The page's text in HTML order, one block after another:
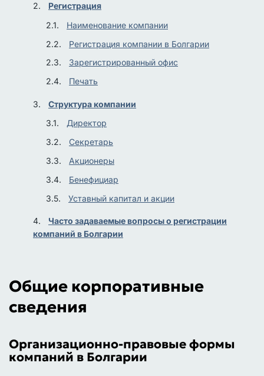
Регистрация
Наименование компании
Регистрация компании в Болгарии
Зарегистрированный офис
Печать
Структура компании
Директор
Секретарь
Акционеры
Бенефициар
Уставный капитал и акции
Часто задаваемые вопросы о регистрации
компаний в Болгарии
Общие корпоративные
сведения
Организационно-правовые формы
компаний в Болгарии